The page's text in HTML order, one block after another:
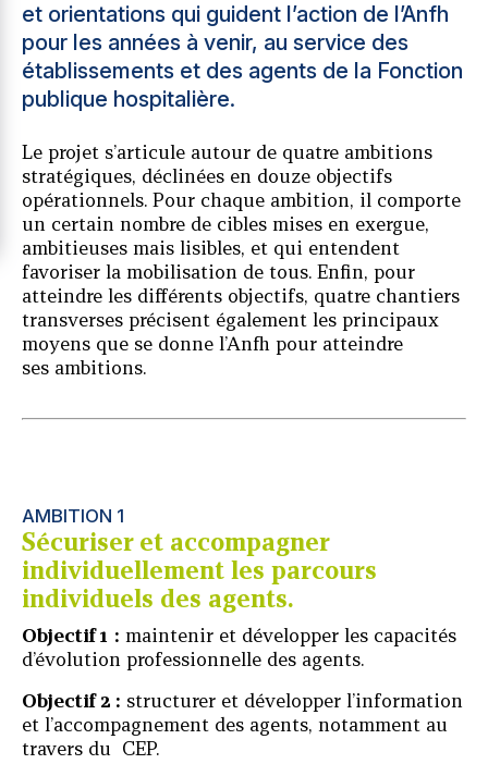
et orientations qui guident l’action de l’Anfh
pour les années à venir, au service des
établissements et des agents de la Fonction
publique hospitalière.
Le projet s’articule autour de quatre ambitions
stratégiques, déclinées en douze objectifs
opérationnels. Pour chaque ambition, il comporte
un certain nombre de cibles mises en exergue,
ambitieuses mais lisibles, et qui entendent
favoriser la mobilisation de tous. Enfin, pour
atteindre les différents objectifs, quatre chantiers
transverses précisent également les principaux
moyens que se donne l’Anfh pour atteindre
ses ambitions.
AMBITION 1
Sécuriser et accompagner
individuellement les parcours
individuels des agents.
Objectif 1 : maintenir et développer les capacités
d’évolution professionnelle des agents.
Objectif 2 : structurer et développer l’information
et l’accompagnement des agents, notamment au
travers du CEP.